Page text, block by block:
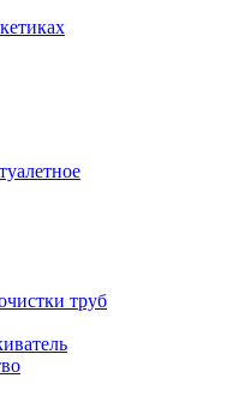
труб